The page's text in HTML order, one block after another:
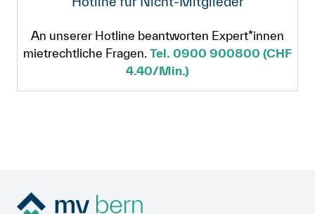
An unserer Hotline beantworten Expert*innen
mietrechtliche Fragen. Tel. 0900 900800 (CHF
4.40/Min.)